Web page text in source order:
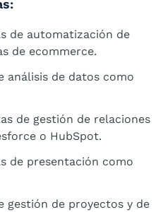
de automatización de
de ecommerce.
análisis de datos como
de gestión de relaciones
o HubSpot.
de presentación como
gestión de proyectos y de